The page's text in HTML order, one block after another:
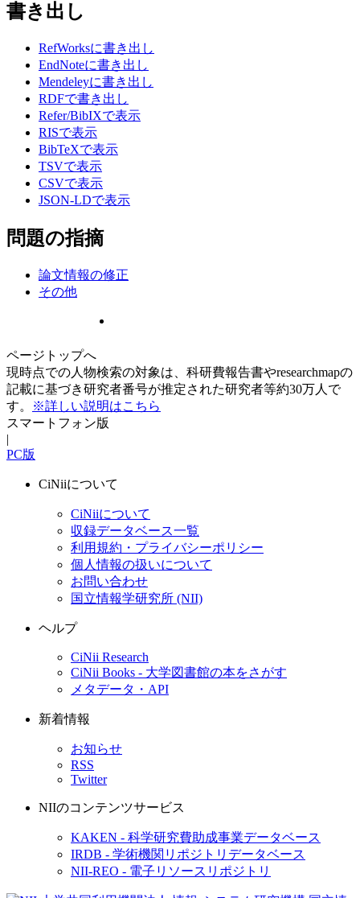
書き出し
RefWorksに書き出し
EndNoteに書き出し
Mendeleyに書き出し
RDFで書き出し
Refer/BibIXで表示
RISで表示
BibTeXで表示
TSVで表示
CSVで表示
JSON-LDで表示
問題の指摘
論文情報の修正
その他
ページトップへ
現時点での人物検索の対象は、科研費報告書やresearchmapの
記載に基づき研究者番号が推定された研究者等約30万人で
す。
※詳しい説明はこちら
スマートフォン版
|
PC版
CiNiiについて
CiNiiについて
収録データベース一覧
利用規約・プライバシーポリシー
個人情報の扱いについて
お問い合わせ
国立情報学研究所 (NII)
ヘルプ
CiNii Research
CiNii Books - 大学図書館の本をさがす
メタデータ・API
新着情報
お知らせ
RSS
Twitter
NIIのコンテンツサービス
KAKEN - 科学研究費助成事業データベース
IRDB - 学術機関リポジトリデータベース
NII-REO - 電子リソースリポジトリ